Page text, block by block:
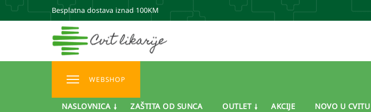
Besplatna dostava iznad 100KM
WEBSHOP
NASLOVNICA ZAŠTITA OD SUNCA OUTLET AKCIJE NOVO U CVITU